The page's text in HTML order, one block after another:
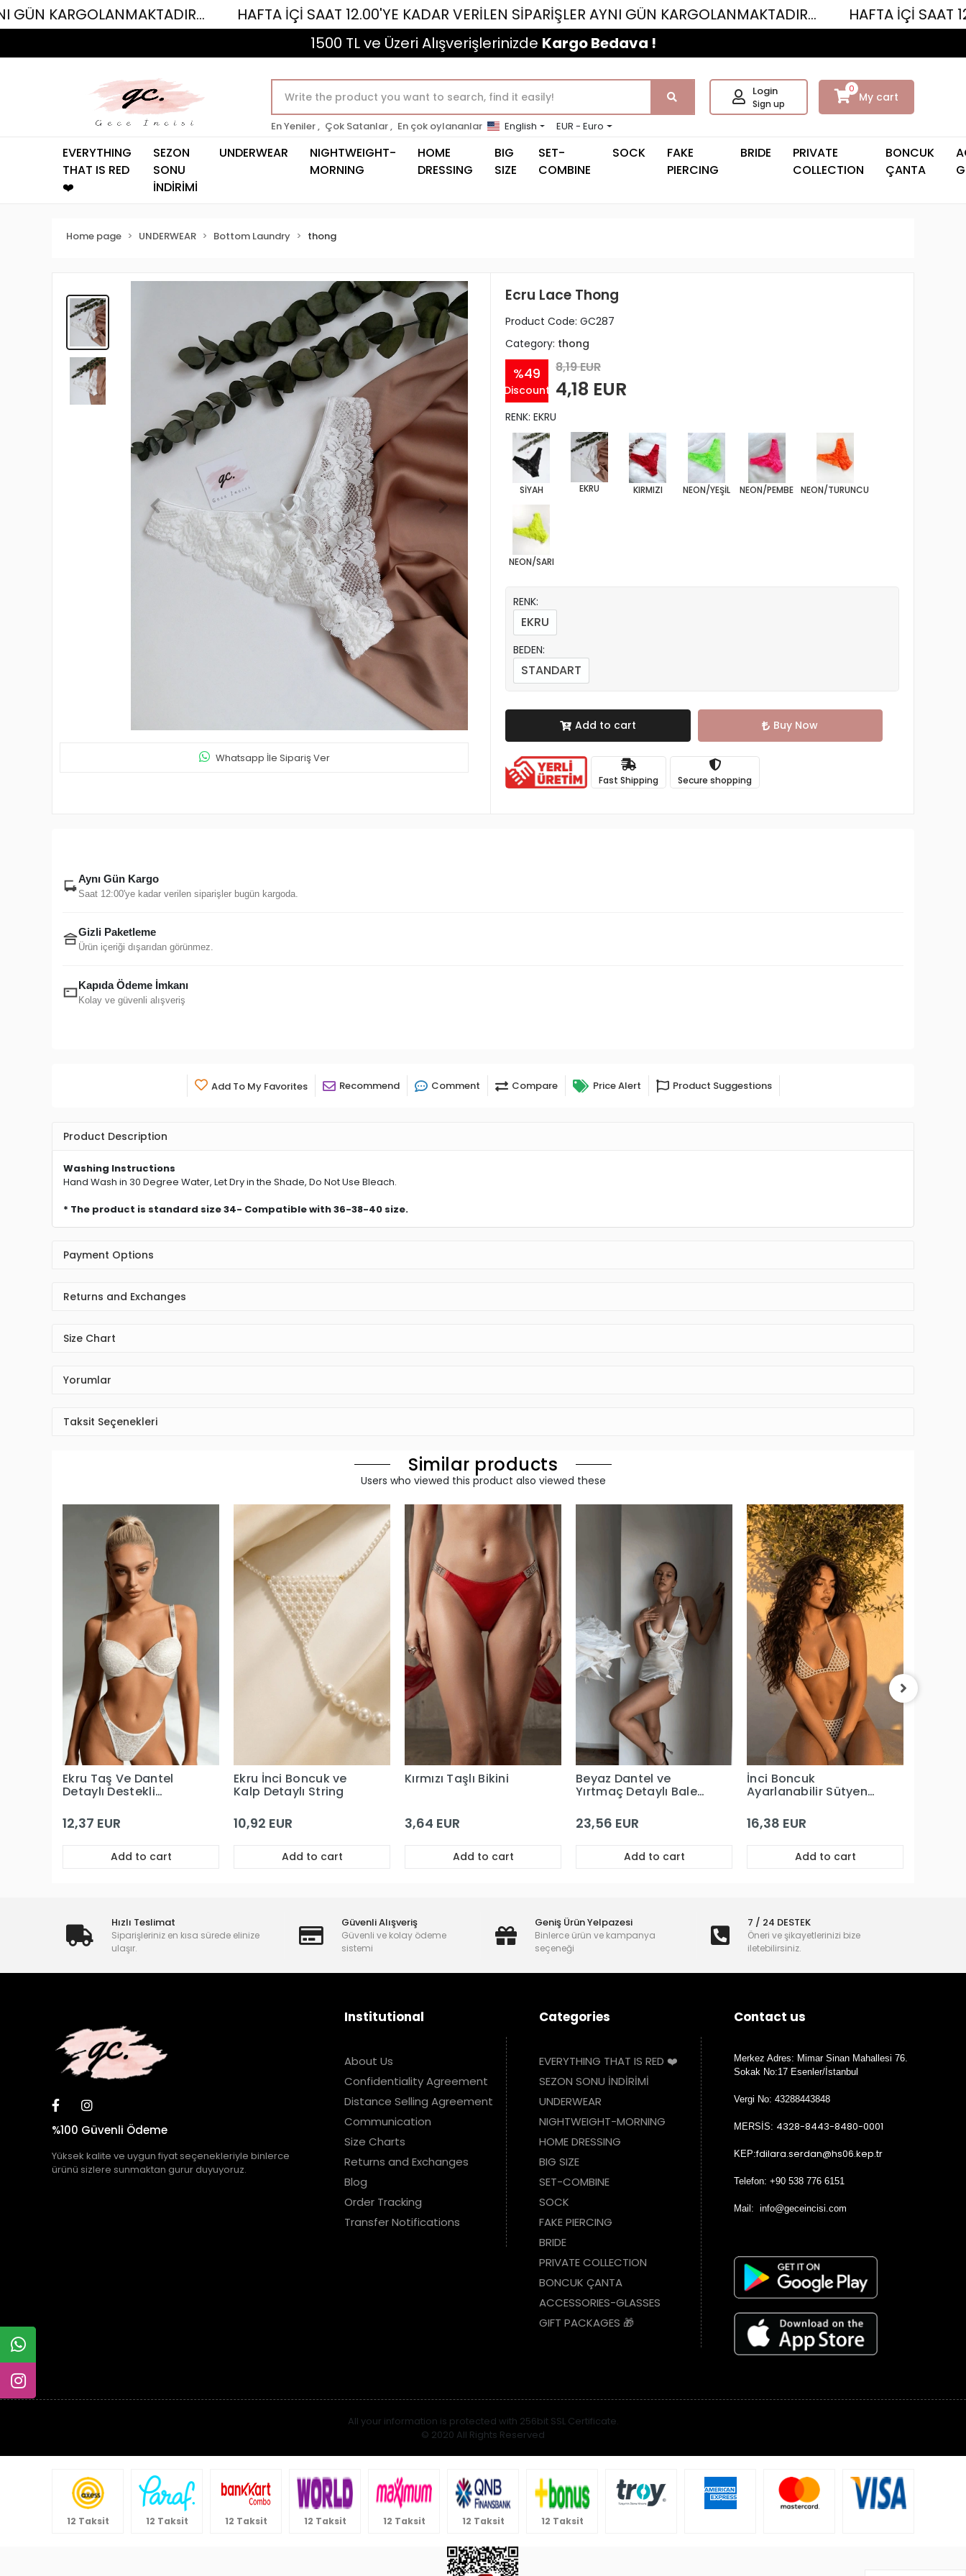
HAFTA İÇİ SAAT 12.00'YE KADAR VERİLEN SİPARİŞLER AYNI GÜN KARGOLANMAKTADIR...
HAFTA İÇİ SAAT 12.00'YE
1500 TL ve Üzeri Alışverişlerinizde Kargo Bedava !
En Yeniler , Çok Satanlar , En çok oylananlar English EUR - Euro
Login
Sign up
0
My cart
EVERYTHING
THAT IS RED
❤️
SEZON
SONU
İNDİRİMİ
UNDERWEAR
NIGHTWEIGHT-
MORNING
HOME
DRESSING
BIG
SIZE
SET-
COMBINE
SOCK
FAKE
PIERCING
BRIDE
PRIVATE
COLLECTION
BONCUK
ÇANTA
Home page UNDERWEAR Bottom Laundry thong
Whatsapp İle Sipariş Ver
Ecru Lace Thong
Product Code: GC287
Category: thong
%49
Discount
8,19 EUR
4,18 EUR
RENK: EKRU
SİYAH EKRU KIRMIZI NEON/YEŞİL NEON/PEMBE NEON/TURUNCU
NEON/SARI
RENK:
EKRU
BEDEN:
STANDART
Add to cart Buy Now
Fast Shipping Secure shopping
Aynı Gün Kargo
Saat 12:00'ye kadar verilen siparişler bugün kargoda.
Gizli Paketleme
Ürün içeriği dışarıdan görünmez.
Kapıda Ödeme İmkanı
Kolay ve güvenli alışveriş
Add To My Favorites Recommend Comment Compare Price Alert Product Suggestions
Product Description
Washing Instructions
Hand Wash in 30 Degree Water, Let Dry in the Shade, Do Not Use Bleach.
* The product is standard size 34- Compatible with 36-38-40 size.
Payment Options
Returns and Exchanges
Size Chart
Yorumlar
Taksit Seçenekleri
Similar products
Users who viewed this product also viewed these
Ekru Taş Ve Dantel
Detaylı Destekli
12,37 EUR
Add to cart
Ekru İnci Boncuk ve
Kalp Detaylı String
10,92 EUR
Add to cart
Kırmızı Taşlı Bikini
3,64 EUR
Add to cart
Beyaz Dantel ve
Yırtmaç Detaylı Balenli
Babydoll
23,56 EUR
Add to cart
İnci Boncuk
Ayarlanabilir Sütyen
16,38 EUR
Add to cart
Hızlı Teslimat
Siparişleriniz en kısa sürede elinize
ulaşır.
Güvenli Alışveriş
Güvenli ve kolay ödeme
sistemi
Geniş Ürün Yelpazesi
Binlerce ürün ve kampanya
seçeneği
7 / 24 DESTEK
Öneri ve şikayetlerinizi bize
iletebilirsiniz.
%100 Güvenli Ödeme
Yüksek kalite ve uygun fiyat seçenekleriyle binlerce
ürünü sizlere sunmaktan gurur duyuyoruz.
Institutional
About Us
Confidentiality Agreement
Distance Selling Agreement
Communication
Size Charts
Returns and Exchanges
Blog
Order Tracking
Transfer Notifications
Categories
EVERYTHING THAT IS RED ❤️
SEZON SONU İNDİRİMİ
UNDERWEAR
NIGHTWEIGHT-MORNING
HOME DRESSING
BIG SIZE
SET-COMBINE
SOCK
FAKE PIERCING
BRIDE
PRIVATE COLLECTION
BONCUK ÇANTA
ACCESSORIES-GLASSES
GIFT PACKAGES 🎁
Contact us
Merkez Adres: Mimar Sinan Mahallesi 76.
Sokak No:17 Esenler/İstanbul
Vergi No: 43288443848
MERSİS: 4328-8443-8480-0001
KEP:fdilara.serdan@hs06.kep.tr
Telefon: +90 538 776 6151
Mail: info@geceincisi.com
All your information is protected with 256bit SSL Certificate.
© 2020 All Rights Reserved
12 Taksit 12 Taksit 12 Taksit 12 Taksit 12 Taksit 12 Taksit 12 Taksit